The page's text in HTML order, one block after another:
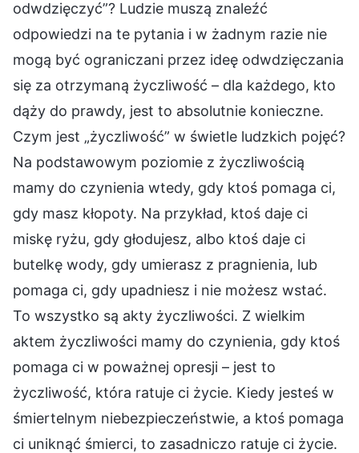
odwdzięczyć”? Ludzie muszą znaleźć
odpowiedzi na te pytania i w żadnym razie nie
mogą być ograniczani przez ideę odwdzięczania
się za otrzymaną życzliwość – dla każdego, kto
dąży do prawdy, jest to absolutnie konieczne.
Czym jest „życzliwość” w świetle ludzkich pojęć?
Na podstawowym poziomie z życzliwością
mamy do czynienia wtedy, gdy ktoś pomaga ci,
gdy masz kłopoty. Na przykład, ktoś daje ci
miskę ryżu, gdy głodujesz, albo ktoś daje ci
butelkę wody, gdy umierasz z pragnienia, lub
pomaga ci, gdy upadniesz i nie możesz wstać.
To wszystko są akty życzliwości. Z wielkim
aktem życzliwości mamy do czynienia, gdy ktoś
pomaga ci w poważnej opresji – jest to
życzliwość, która ratuje ci życie. Kiedy jesteś w
śmiertelnym niebezpieczeństwie, a ktoś pomaga
ci uniknąć śmierci, to zasadniczo ratuje ci życie.